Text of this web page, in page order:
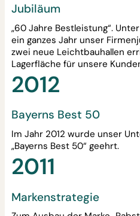
Jubiläum
„60 Jahre Bestleistung“.
ein ganzes Jahr unser
zwei neue Leichtbauhallen
Lagerfläche für unsere
2012
Bayerns Best 50
Im Jahr 2012 wurde unser
„Bayerns Best 50“ geehrt.
2011
Markenstrategie